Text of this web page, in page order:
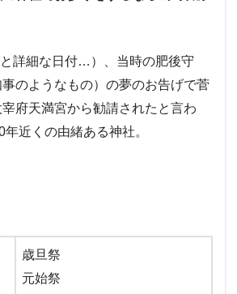
詳細な日付…）、当時の肥後守
事のようなもの）の夢のお告げで菅
府天満宮から勧請されたと言わ
近くの由緒ある神社。
歳旦祭
元始祭